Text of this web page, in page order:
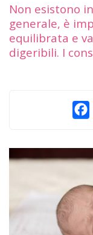
Non esistono
generale, è
equilibrata e
digeribili. I